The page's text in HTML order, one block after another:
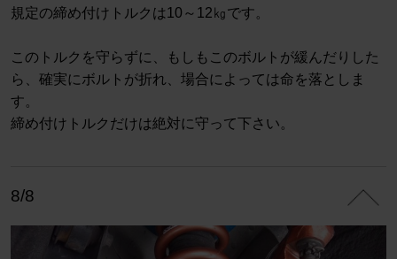
規定の締め付けトルクは10～12㎏です。
このトルクを守らずに、もしもこのボルトが緩んだりした
ら、確実にボルトが折れ、場合によっては命を落としま
す。
締め付けトルクだけは絶対に守って下さい。
8/8